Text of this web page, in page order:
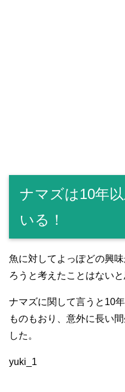
ナマズは10年
いる！
魚に対してよっぽどの興
ろうと考えたことはないと
ナマズに関して言うと10
ものもおり、意外に長い
した。
yuki_1